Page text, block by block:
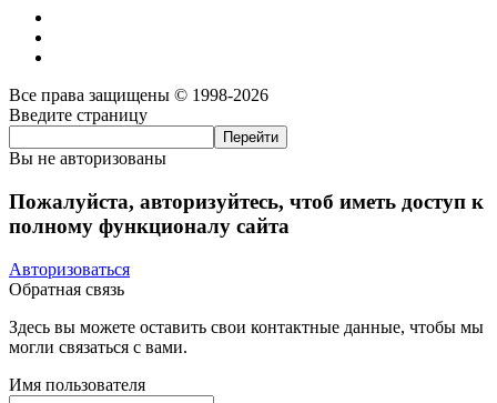
Все права защищены © 1998-2026
Введите страницу
Вы не авторизованы
Пожалуйста, авторизуйтесь, чтоб иметь доступ к
полному функционалу сайта
Авторизоваться
Обратная связь
Здесь вы можете оставить свои контактные данные, чтобы мы
могли связаться с вами.
Имя пользователя